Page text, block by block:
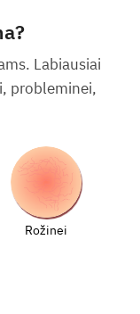
Labiausiai
probleminei,
Rožinei